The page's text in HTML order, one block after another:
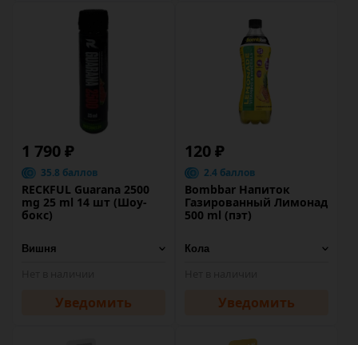
1 790 ₽
35.8 баллов
RECKFUL Guarana 2500
mg 25 ml 14 шт (Шоу-
бокс)
Уведомить
120 ₽
2.4 баллов
Bombbar Напиток
Газированный Лимонад
500 ml (пэт)
Уведомить